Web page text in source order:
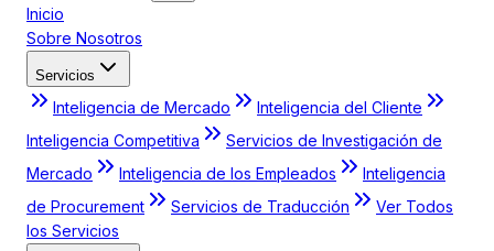
Inicio
Sobre Nosotros
Servicios
Inteligencia de Mercado
Inteligencia del Cliente
Inteligencia Competitiva
Servicios de Investigación de
Mercado
Inteligencia de los Empleados
Inteligencia
de Procurement
Servicios de Traducción
Ver Todos
los Servicios